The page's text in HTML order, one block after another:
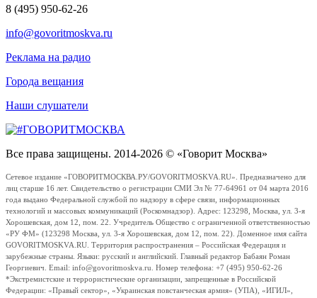
8 (495) 950-62-26
info@govoritmoskva.ru
Реклама на радио
Города вещания
Наши слушатели
Все права защищены. 2014-2026 © «Говорит Москва»
Сетевое издание «ГОВОРИТМОСКВА.РУ/GOVORITMOSKVA.RU». Предназначено для
лиц старше 16 лет. Свидетельство о регистрации СМИ Эл № 77-64961 от 04 марта 2016
года выдано Федеральной службой по надзору в сфере связи, информационных
технологий и массовых коммуникаций (Роскомнадзор). Адрес: 123298, Москва, ул. 3-я
Хорошевская, дом 12, пом. 22. Учредитель Общество с ограниченной ответственностью
«РУ ФМ» (123298 Москва, ул. 3-я Хорошевская, дом 12, пом. 22). Доменное имя сайта
GOVORITMOSKVA.RU. Территория распространения – Российская Федерация и
зарубежные страны. Языки: русский и английский. Главный редактор Бабаян Роман
Георгиевич. Email: info@govoritmoskva.ru. Номер телефона: +7 (495) 950-62-26
*Экстремистские и террористические организации, запрещенные в Российской
Федерации: «Правый сектор», «Украинская повстанческая армия» (УПА), «ИГИЛ»,